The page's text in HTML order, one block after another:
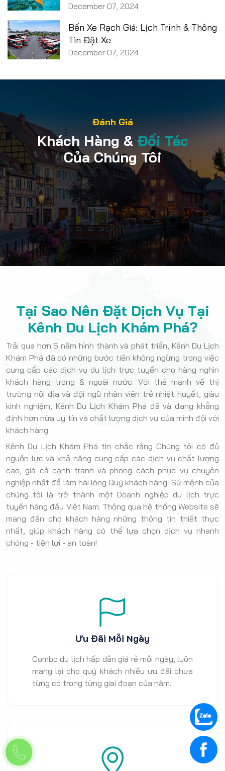
December 07, 2024
Bến Xe Rạch Giá: Lịch Trình & Thông
Tin Đặt Xe
December 07, 2024
Đánh Giá
Khách Hàng & Đối Tác
Của Chúng Tôi
Tại Sao Nên Đặt Dịch Vụ Tại
Kênh Du Lịch Khám Phá?
Trải qua hơn 5 năm hình thành và phát triển, Kênh Du Lịch
Khám Phá đã có những bước tiến không ngừng trong việc
cung cấp các dịch vụ du lịch trực tuyến cho hàng nghìn
khách hàng trong & ngoài nước. Với thế mạnh về thị
trường nội địa và đội ngũ nhân viên trẻ nhiệt huyết, giàu
kinh nghiệm, Kênh Du Lịch Khám Phá đã và đang khẳng
định hơn nữa uy tín và chất lượng dịch vụ của mình đối với
khách hàng.
Kênh Du Lịch Khám Phá tin chắc rằng Chúng tôi có đủ
nguồn lực và khả năng cung cấp các dịch vụ chất lượng
cao, giá cả cạnh tranh và phong cách phục vụ chuyên
nghiệp nhất để làm hài lòng Quý khách hàng. Sứ mệnh của
chúng tôi là trở thành một Doanh nghiệp du lịch trực
tuyến hàng đầu Việt Nam. Thông qua hệ thống Website sẽ
mang đến cho khách hàng những thông tin thiết thực
nhất, giúp khách hàng có thể lựa chọn dịch vụ nhanh
chóng - tiện lợi - an toàn!
Ưu Đãi Mỗi Ngày
Combo du lịch hấp dẫn giá rẻ mỗi ngày, luôn
mang lại cho quý khách nhiều ưu đãi chưa
từng có trong từng giai đoạn của năm.